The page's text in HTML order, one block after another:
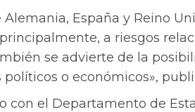
Alemania, España y Reino
a riesgos
se advierte de la
o económicos»,
con el Departamento de